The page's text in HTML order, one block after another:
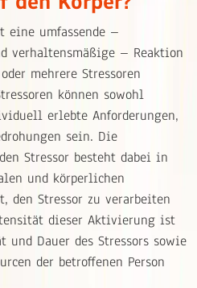
eine umfassende –
verhaltensmäßige – Reaktion
mehrere Stressoren
können sowohl
erlebte Anforderungen,
sein. Die
Stressor besteht dabei in
und körperlichen
den Stressor zu verarbeiten
dieser Aktivierung ist
Dauer des Stressors sowie
der betroffenen Person